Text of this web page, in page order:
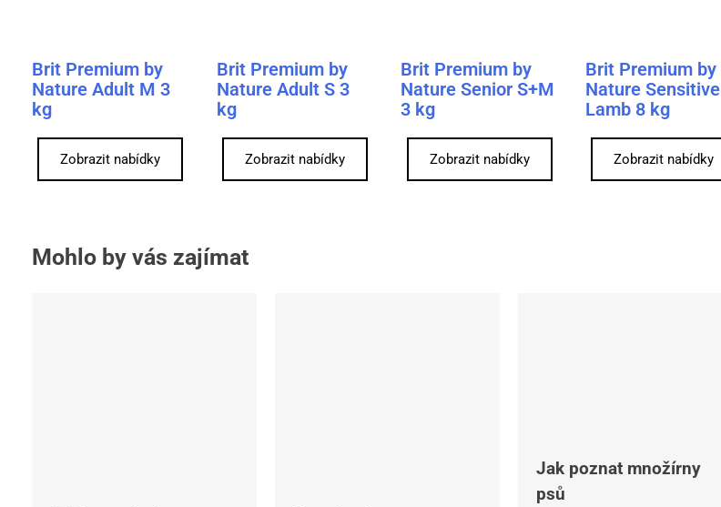
Brit Premium by
Nature Adult M 3
kg
Zobrazit nabídky
Brit Premium by
Nature Adult S 3
kg
Zobrazit nabídky
Brit Premium by
Nature Senior S+M
3 kg
Zobrazit nabídky
Brit Premium by
Nature Sensitive
Lamb 8 kg
Zobrazit nabídky
Mohlo by vás zajímat
Jak poznat množírny
psů